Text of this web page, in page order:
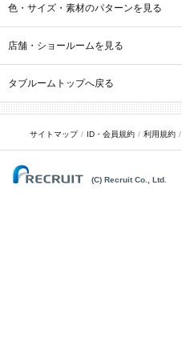
色・サイズ・素材のパターンを見る
店舗・ショールームを見る
タブルームトップへ戻る
サイトマップ ID・会員規約 利用規約
(C) Recruit Co., Ltd.